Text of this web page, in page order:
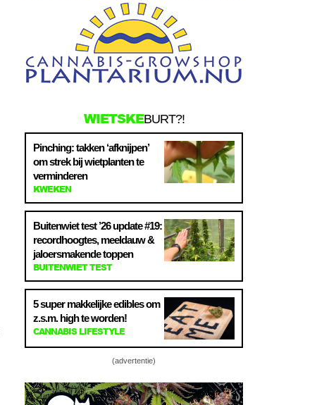
WIETSKEBURT?!
Pinching: takken ‘afknijpen’
om strek bij wietplanten te
verminderen
KWEKEN
Buitenwiet test ’26 update #19:
recordhoogtes, meeldauw &
jaloersmakende toppen
BUITENWIET TEST
5 super makkelijke edibles om
z.s.m. high te worden!
CANNABIS LIFESTYLE
(advertentie)